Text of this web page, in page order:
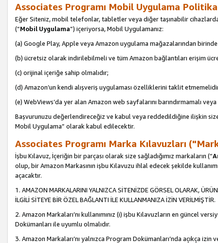
Associates Programı Mobil Uygulama
Eğer Siteniz, mobil telefonlar, tabletler veya diğer taşınabilir
(“Mobil Uygulama”) içeriyorsa, Mobil Uygulamanız:
(a) Google Play, Apple veya Amazon uygulama mağazalarından birinde
(b) ücretsiz olarak indirilebilmeli ve tüm Amazon bağlantıları erişim
(c) orijinal içeriğe sahip olmalıdır;
(d) Amazon’un kendi alışveriş uygulaması özelliklerini taklit
(e) WebViews’da yer alan Amazon web sayfalarını barındırmamalı
Başvurunuzu değerlendireceğiz ve kabul veya reddedildiğine ilişkin
Mobil Uygulama” olarak kabul edilecektir.
Associates Programı Marka Kılavuzları
İşbu Kılavuz, İçeriğin bir parçası olarak size sağladığımız markaların (“
olup, bir Amazon Markasının işbu Kılavuzu ihlal edecek şekilde
açacaktır.
1. AMAZON MARKALARINI YALNIZCA SİTENİZDE GÖRSEL OLARAK,
İLGİLİ SİTEYE BİR ÖZEL BAĞLANTI İLE KULLANMANIZA İZİN VERİLMİŞTİR.
2. Amazon Markaları’nı kullanımınız (i) işbu Kılavuzların en güncel
Dokümanları ile uyumlu olmalıdır.
3. Amazon Markaları’nı yalnızca Program Dokümanları’nda açıkça